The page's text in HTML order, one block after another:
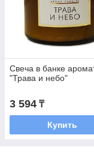
Свеча в банке
"Трава и небо"
3 594 ₸
Купить